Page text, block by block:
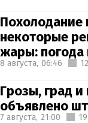
Похолодание
некоторые
жары: погода
8 августа, 06:46
Грозы, град
объявлено
7 августа, 21:00